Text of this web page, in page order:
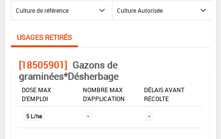
USAGES RETIRÉS
[18505901] Gazons de
graminées*Désherbage
DOSE MAX
D'EMPLOI
NOMBRE MAX
D'APPLICATION
DÉLAIS AVANT
RÉCOLTE
5 L/ha - -